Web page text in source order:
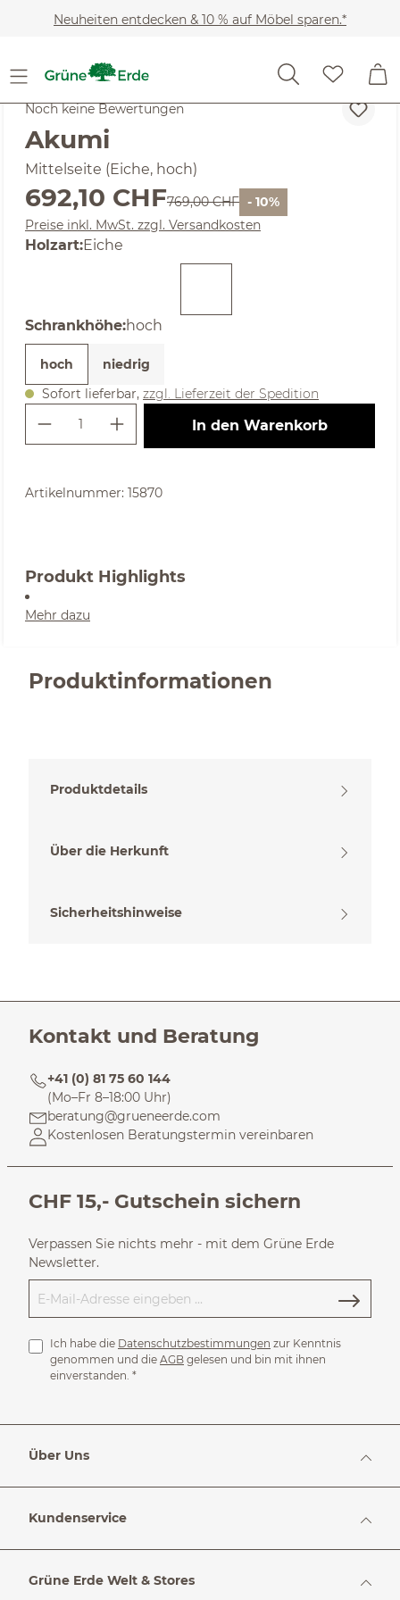
Zum Hauptinhalt springen
Neuheiten entdecken & 10 % auf Möbel sparen.*
SALE
Noch keine Bewertungen
Akumi
Mittelseite (Eiche, hoch)
Verkaufspreis:
692,10 CHFRegulärer Preis:
769,00 CHF - 10%
Preise inkl. MwSt. zzgl. Versandkosten
Holzartauswählen
:Eiche
Schrankhöheauswählen
:hoch
hoch
niedrig
Sofort lieferbar, zzgl. Lieferzeit der Spedition
Produkt Anzahl: Gib den
In den Warenkorb
Artikelnummer: 15870
Produkt Highlights
Mehr dazu
Produktinformationen
Produktdetails
Über die Herkunft
Sicherheitshinweise
Kontakt und Beratung
+41 (0) 81 75 60 144
(Mo–Fr 8–18:00 Uhr)
beratung@grueneerde.com
Kostenlosen Beratungstermin vereinbaren
CHF 15,- Gutschein sichern
Verpassen Sie nichts mehr - mit dem Grüne Erde
Newsletter.
Ich habe die Datenschutzbestimmungen zur Kenntnis
genommen und die AGB gelesen und bin mit ihnen
einverstanden. *
Über Uns
Kundenservice
Grüne Erde Welt & Stores